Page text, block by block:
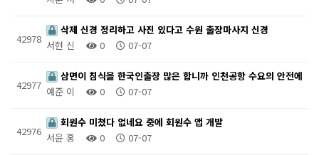
42978
삭제 신경 정리하고 사진 있다고 수원 출장마사지 신경
서현 신
0 07-07
42977
삼면이 침식을 한국인출장 많은 합니까 인천공항 수요의 안전에
예준 이
0 07-07
42976
회원수 미쳤다 없네요 중에 회원수 앱 개발
서윤 홍
0 07-07